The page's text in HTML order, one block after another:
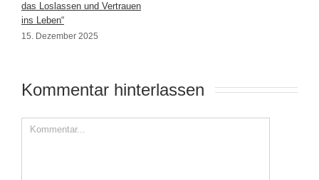
das Loslassen und Vertrauen
ins Leben“
15. Dezember 2025
Kommentar hinterlassen